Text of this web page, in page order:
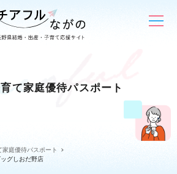
て家庭優待パスポート
家庭優待パスポート
グしおだ野店